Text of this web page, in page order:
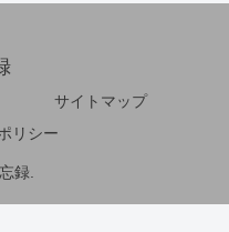
サイトマップ
リシー
録.